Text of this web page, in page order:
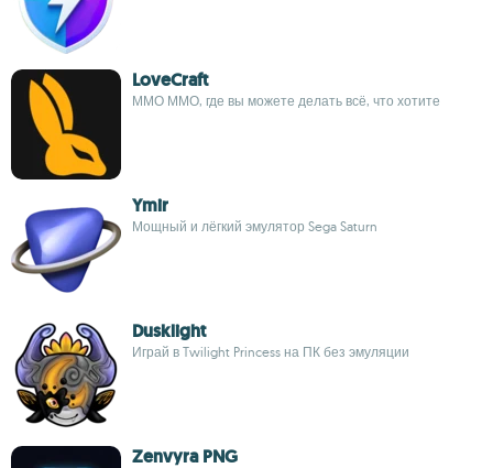
LoveCraft
ММО ММО, где вы можете делать всё, что хотите
Ymir
Мощный и лёгкий эмулятор Sega Saturn
Dusklight
Играй в Twilight Princess на ПК без эмуляции
Zenvyra PNG